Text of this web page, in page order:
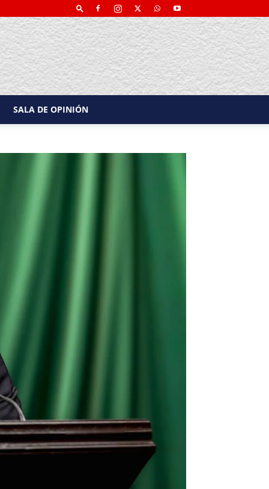
SALA DE OPINIÓN